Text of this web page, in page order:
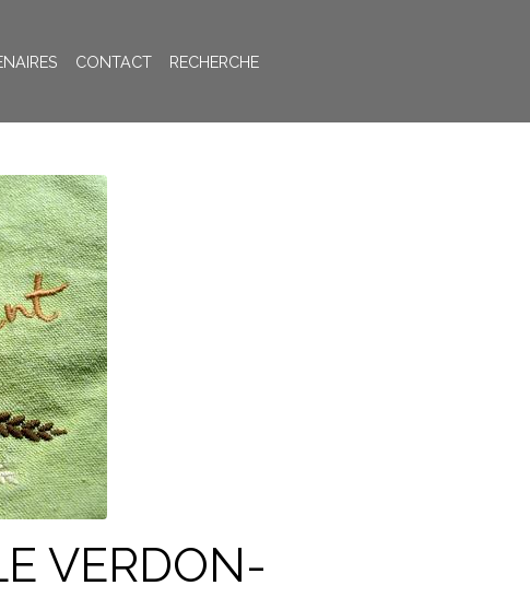
CONTACT RECHERCHE
VERDON-